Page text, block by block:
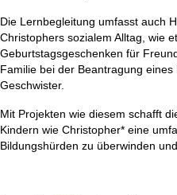
Die Lernbegleitung umfasst auch
Christophers sozialem Alltag, wie
Geburtstagsgeschenken für
Familie bei der Beantragung
Geschwister.
Mit Projekten wie diesem schafft
Kindern wie Christopher* eine
Bildungshürden zu überwinden